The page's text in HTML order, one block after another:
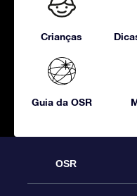
Crianças
Guia da OSR
OSR